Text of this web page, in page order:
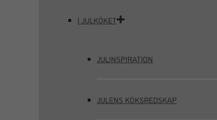
I JULKÖKET
JULINSPIRATION
JULENS KÖKSREDSKAP